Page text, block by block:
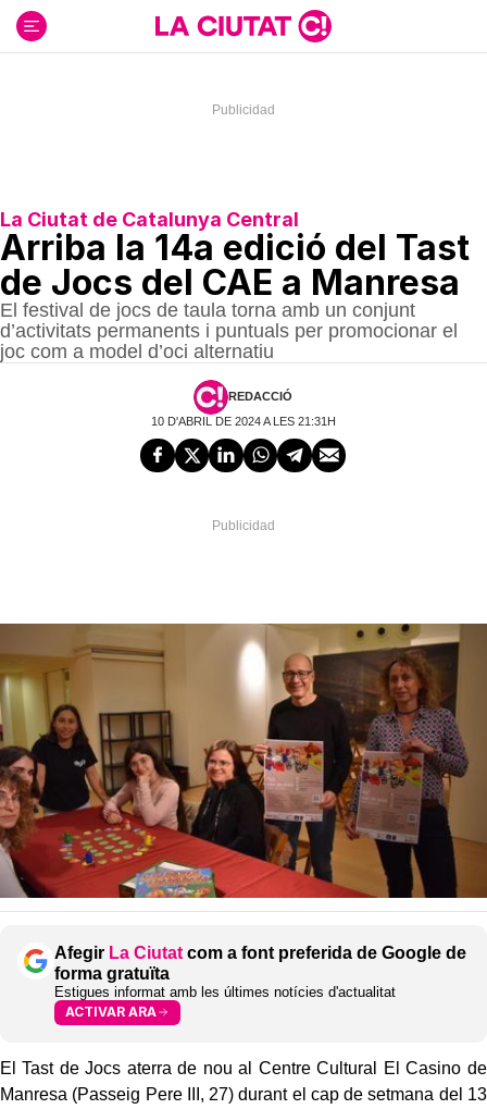
contenido
La Ciutat de Catalunya Central
Arriba la 14a edició del Tast
de Jocs del CAE a Manresa
El festival de jocs de taula torna amb un conjunt
d’activitats permanents i puntuals per promocionar el
joc com a model d’oci alternatiu
REDACCIÓ
10 D'ABRIL DE 2024 A LES 21:31H
Afegir La Ciutat com a font preferida de Google de
forma gratuïta
Estigues informat amb les últimes notícies d'actualitat
ACTIVAR ARA
El Tast de Jocs aterra de nou al Centre Cultural El Casino de
Manresa (Passeig Pere III, 27) durant el cap de setmana del 13